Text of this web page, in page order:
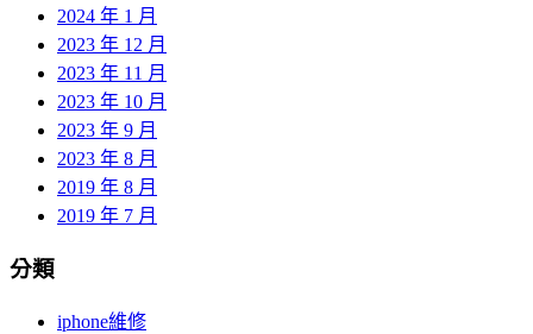
2024 年 1 月
2023 年 12 月
2023 年 11 月
2023 年 10 月
2023 年 9 月
2023 年 8 月
2019 年 8 月
2019 年 7 月
分類
iphone維修